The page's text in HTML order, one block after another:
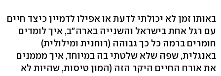
באותו זמן לא יכולתי לדעת או אפילו לדמיין כיצד חיים
עם רגל אחת בישראל והשנייה בארה"ב, איך לומדים
חומרים ברמה כל כך גבוהה (רוחנית ומילולית)
באנגלית, שפה שלא שלטתי בה במיוחד, איך מממנים
את אורח החיים היקר הזה (המון טיסות, שהיות לא